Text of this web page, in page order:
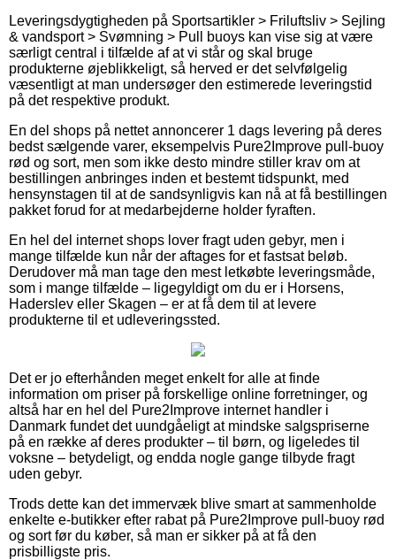
Leveringsdygtigheden på Sportsartikler > Friluftsliv > Sejling
& vandsport > Svømning > Pull buoys kan vise sig at være
særligt central i tilfælde af at vi står og skal bruge
produkterne øjeblikkeligt, så herved er det selvfølgelig
væsentligt at man undersøger den estimerede leveringstid
på det respektive produkt.
En del shops på nettet annoncerer 1 dags levering på deres
bedst sælgende varer, eksempelvis Pure2Improve pull-buoy
rød og sort, men som ikke desto mindre stiller krav om at
bestillingen anbringes inden et bestemt tidspunkt, med
hensynstagen til at de sandsynligvis kan nå at få bestillingen
pakket forud for at medarbejderne holder fyraften.
En hel del internet shops lover fragt uden gebyr, men i
mange tilfælde kun når der aftages for et fastsat beløb.
Derudover må man tage den mest letkøbte leveringsmåde,
som i mange tilfælde – ligegyldigt om du er i Horsens,
Haderslev eller Skagen – er at få dem til at levere
produkterne til et udleveringssted.
Det er jo efterhånden meget enkelt for alle at finde
information om priser på forskellige online forretninger, og
altså har en hel del Pure2Improve internet handler i
Danmark fundet det uundgåeligt at mindske salgspriserne
på en række af deres produkter – til børn, og ligeledes til
voksne – betydeligt, og endda nogle gange tilbyde fragt
uden gebyr.
Trods dette kan det immervæk blive smart at sammenholde
enkelte e-butikker efter rabat på Pure2Improve pull-buoy rød
og sort før du køber, så man er sikker på at få den
prisbilligste pris.